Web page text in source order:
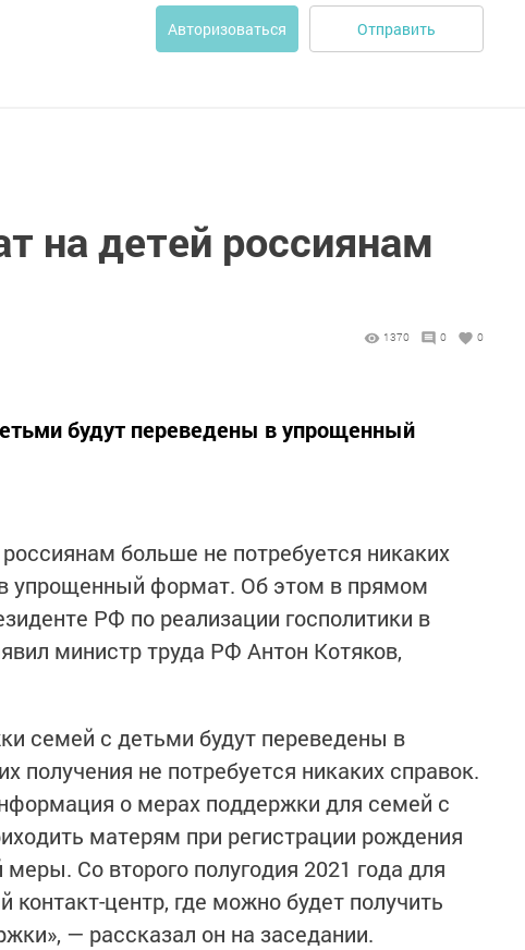
Авторизоваться Отправить
на детей россиянам
1370 0 0
будут переведены в упрощенный
больше не потребуется никаких
упрощенный формат. Об этом в прямом
РФ по реализации госполитики в
министр труда РФ Антон Котяков,
семей с детьми будут переведены в
получения не потребуется никаких справок.
о мерах поддержки для семей с
матерям при регистрации рождения
Со второго полугодия 2021 года для
контакт-центр, где можно будет получить
— рассказал он на заседании.